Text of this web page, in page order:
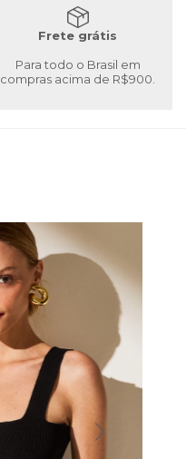
Frete grátis
Para todo o Brasil em
compras acima de R$900.